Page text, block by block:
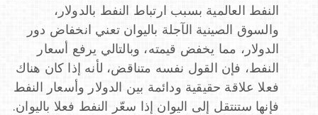
النفط العالمية بسبب ارتباط النفط بالدولار،
والسوق الصينية الآجلة باليوان تعني انخفاض دور
الدولار، مما يخفض قيمته، وبالتالي يرفع أسعار
النفط، فإن القول نفسه متناقض، لأنه إذا كان هناك
فعلا علاقة حقيقية ودائمة بين الدولار وأسعار النفط
فإنها ستنتقل إلى اليوان إذا سعّر النفط فعلا باليوان.